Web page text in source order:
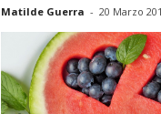
Matilde Guerra - 20 Marzo